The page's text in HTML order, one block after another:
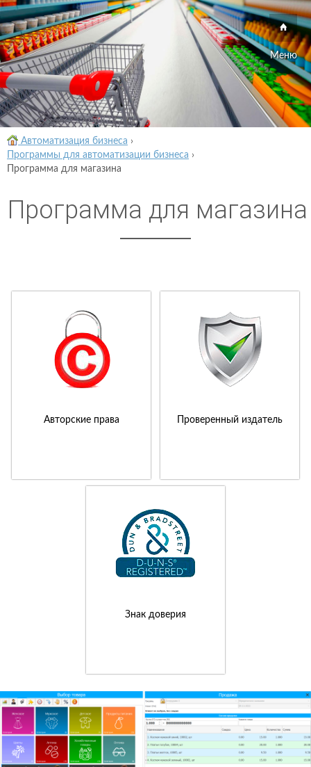
Меню
Автоматизация бизнеса ›
Программы для автоматизации бизнеса ›
Программа для магазина
Программа для магазина
Авторские права Проверенный издатель
Знак доверия